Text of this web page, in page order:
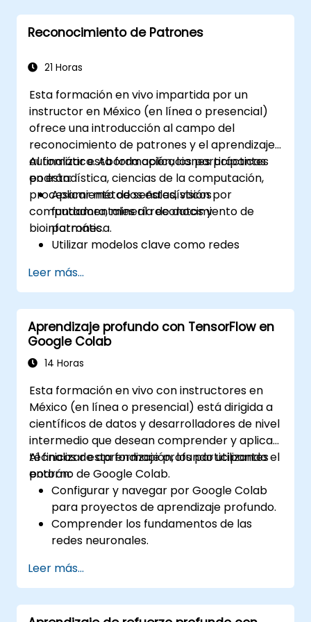
preprocesamiento de imágenes para
tareas de visión por computadora.
computadora para aplicaciones del
Utilizar el aprendizaje por transferencia
(transfer learning) para mejorar el
rendimiento de los modelos CNN.
Visualizar e interpretar los resultados de
los modelos de clasificación de imágenes.
Reconocimiento de Patrones
21 Horas
Esta formación en vivo impartida por un
instructor en México (en línea o presencial)
ofrece una introducción al campo del
reconocimiento de patrones y el aprendizaje
automático. Aborda aplicaciones prácticas
en estadística, ciencias de la computación,
procesamiento de señales, visión por
computadora, minería de datos y
bioinformática.
Al finalizar esta formación, los participantes
podrán:
Aplicar métodos estadísticos
fundamentales al reconocimiento de
patrones.
Utilizar modelos clave como redes
análisis de datos.
Implementar técnicas avanzadas para la
resolución de problemas complejos.
Mejorar la precisión de las predicciones
combinando diferentes modelos.
Leer más...
Aprendizaje profundo con TensorFlow en
Google Colab
14 Horas
Esta formación en vivo con instructores en
México (en línea o presencial) está dirigida a
científicos de datos y desarrolladores de nivel
intermedio que desean comprender y aplicar
técnicas de aprendizaje profundo utilizando el
entorno de Google Colab.
Al finalizar esta formación, los participantes
podrán:
Configurar y navegar por Google Colab
para proyectos de aprendizaje profundo.
Comprender los fundamentos de las
redes neuronales.
profundo utilizando TensorFlow.
Entrenar y evaluar modelos de
aprendizaje profundo.
Leer más...